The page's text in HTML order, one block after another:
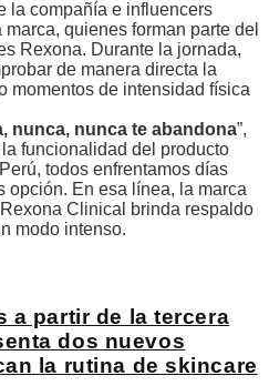
la compañía e influencers
quienes forman parte del
Rexona. Durante la jornada,
de manera directa la
momentos de intensidad física
nunca, nunca te abandona”,
funcionalidad del producto
todos enfrentamos días
opción. En esa línea, la marca
Clinical brinda respaldo
modo intenso.
a partir de la tercera
dos nuevos
la rutina de skincare